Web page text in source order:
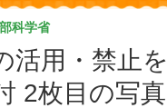
活用・禁止
2枚目の写
科学省